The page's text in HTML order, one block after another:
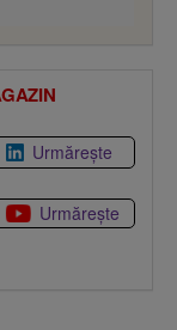
Urmărește
Urmărește